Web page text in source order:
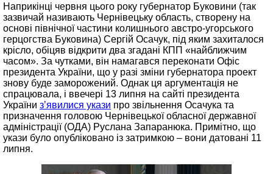
Наприкінці червня цього року губернатор Буковини (так
зазвичай називають Чернівецьку область, створену на
основі північної частини колишнього австро-угорського
герцогства Буковина) Сергій Осачук, під яким захиталося
крісло, обіцяв відкрити два згадані КПП «найближчим
часом». За чутками, він намагався переконати Офіс
президента України, що у разі зміни губернатора проект
знову буде заморожений. Однак ця аргументація не
спрацювала, і ввечері 13 липня на сайті президента
України з’явилися укази про звільнення Осачука та
призначення головою Чернівецької обласної державної
адміністрації (ОДА) Руслана Запаранюка. Примітно, що
укази було опубліковано із затримкою – вони датовані 11
липня.